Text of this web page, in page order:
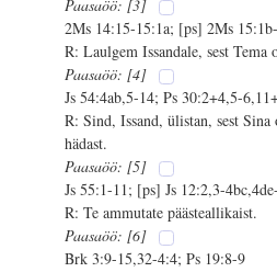
Paasaöö: [3]
2Ms 14:15-15:1a; [ps] 2Ms
R: Laulgem Issandale, sest Tema
Paasaöö: [4]
Js 54:4ab,5-14; Ps 30:2+4,5-
R: Sind, Issand, ülistan, sest
hädast.
Paasaöö: [5]
Js 55:1-11; [ps] Js 12:2,3-
R: Te ammutate päästeallikaist.
Paasaöö: [6]
Brk 3:9-15,32-4:4; Ps 19:8-9